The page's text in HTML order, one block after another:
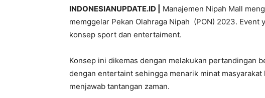
INDONESIANUPDATE.ID |
Manajemen Nipah Mall
memggelar Pekan Olahraga Nipah (PON) 2023.
konsep sport dan entertaiment.
Konsep ini dikemas dengan melakukan pertandingan
dengan entertaint sehingga menarik minat
menjawab tantangan zaman.